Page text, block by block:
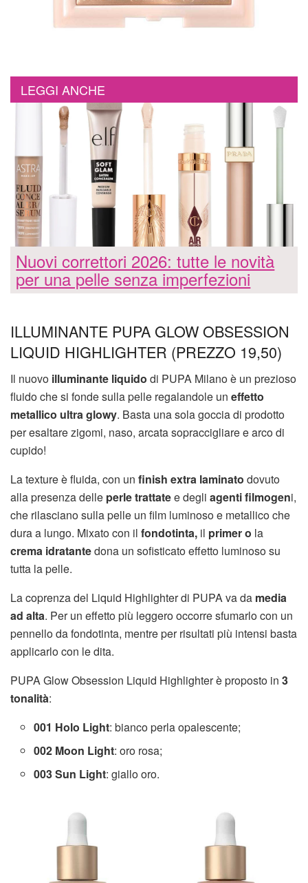
LEGGI ANCHE
Nuovi correttori 2026: tutte le novità
per una pelle senza imperfezioni
ILLUMINANTE PUPA GLOW OBSESSION
LIQUID HIGHLIGHTER (PREZZO 19,50)
Il nuovo illuminante liquido di PUPA Milano è un prezioso
fluido che si fonde sulla pelle regalandole un effetto
metallico ultra glowy. Basta una sola goccia di prodotto
per esaltare zigomi, naso, arcata sopraccigliare e arco di
cupido!
La texture è fluida, con un finish extra laminato dovuto
alla presenza delle perle trattatee degli agenti filmogeni,
che rilasciano sulla pelle un film luminoso e metallico che
dura a lungo. Mixato con il fondotinta, il primer o la
crema idratantedona un sofisticato effetto luminoso su
tutta la pelle.
La coprenza del Liquid Highlighter di PUPA va da media
ad alta. Per un effetto più leggero occorre sfumarlo con un
pennello da fondotinta, mentre per risultati più intensi basta
applicarlo con le dita.
PUPA Glow Obsession Liquid Highlighter è proposto in 3
tonalità:
001 Holo Light: bianco perla opalescente;
002 Moon Light: oro rosa;
003 Sun Light: giallo oro.